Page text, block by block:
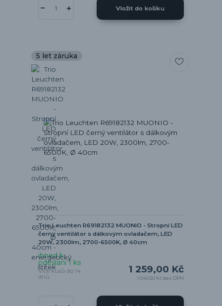
Vložit do košíku
5 let záruka
Trio Leuchten R69182132 MUONIO - Stropní LED
černý ventilátor s dálkovým ovladačem, LED
20W, 2300lm, 2700-6500K, Ø 40cm
1 259,00 Kč
1 040,50 Kč bez DPH
ihned k
odeslání 1 ks
Více kusů do 14
dnů